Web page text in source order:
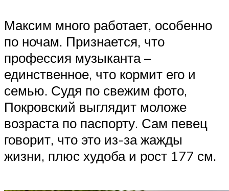
Максим много работает, особенно
по ночам. Признается, что
профессия музыканта –
единственное, что кормит его и
семью. Судя по свежим фото,
Покровский выглядит моложе
возраста по паспорту. Сам певец
говорит, что это из-за жажды
жизни, плюс худоба и рост 177 см.